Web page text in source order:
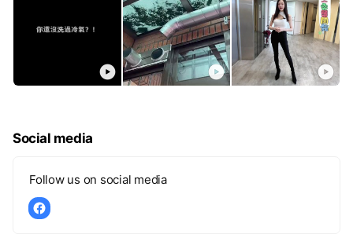
Social media
Follow us on social media